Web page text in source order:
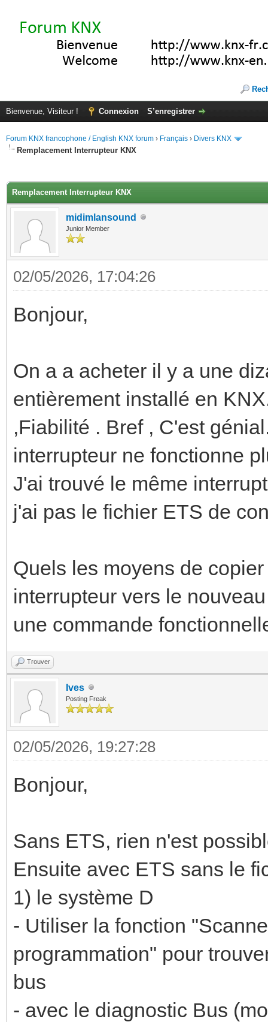
Bienvenue, Visiteur ! Connexion S’enregistrer
Forum KNX francophone / English KNX forum › Français › Divers KNX
Remplacement Interrupteur KNX
Remplacement Interrupteur KNX
midimlansound
Junior Member
02/05/2026, 17:04:26
Bonjour,
On a a acheter il y a une
entièrement installé en
,Fiabilité . Bref , C'est
interrupteur ne fonctionne
J'ai trouvé le même
j'ai pas le fichier ETS de
Quels les moyens de
interrupteur vers le
une commande
Trouver
Ives
Posting Freak
02/05/2026, 19:27:28
Bonjour,
Sans ETS, rien n'est
Ensuite avec ETS sans le
1) le système D
- Utiliser la fonction
programmation" pour
bus
- avec le diagnostic Bus